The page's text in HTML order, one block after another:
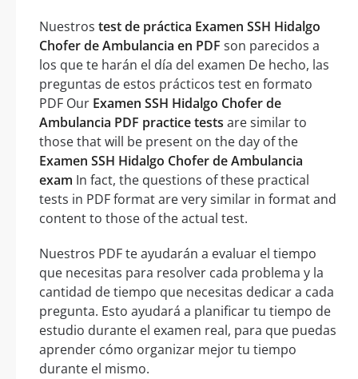
Nuestros test de práctica Examen SSH Hidalgo
Chofer de Ambulancia en PDF son parecidos a
los que te harán el día del examen De hecho, las
preguntas de estos prácticos test en formato
PDF Our Examen SSH Hidalgo Chofer de
Ambulancia PDF practice tests are similar to
those that will be present on the day of the
Examen SSH Hidalgo Chofer de Ambulancia
exam In fact, the questions of these practical
tests in PDF format are very similar in format and
content to those of the actual test.
Nuestros PDF te ayudarán a evaluar el tiempo
que necesitas para resolver cada problema y la
cantidad de tiempo que necesitas dedicar a cada
pregunta. Esto ayudará a planificar tu tiempo de
estudio durante el examen real, para que puedas
aprender cómo organizar mejor tu tiempo
durante el mismo.